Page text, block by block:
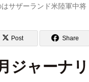
はサザーランド米陸軍中将
Post Share
ジャーナ